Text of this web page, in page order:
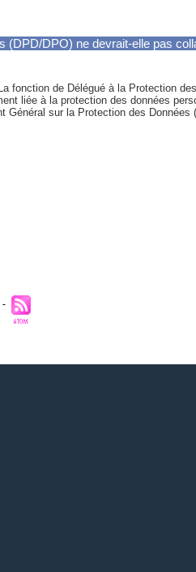
(DPD/DPO) ne devrait-elle pas
fonction de Délégué à la Protection
liée à la protection des données
Général sur la Protection des Données